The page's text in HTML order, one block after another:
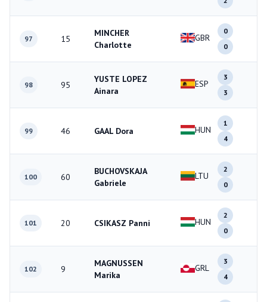
97 15
MINCHER
Charlotte
GBR
0
0
98 95
YUSTE LOPEZ
Ainara
ESP
3
3
99 46 GAAL Dora HUN
1
4
100 60
BUCHOVSKAJA
Gabriele
LTU
2
0
101 20 CSIKASZ Panni HUN
2
0
102 9
MAGNUSSEN
Marika
GRL
3
4